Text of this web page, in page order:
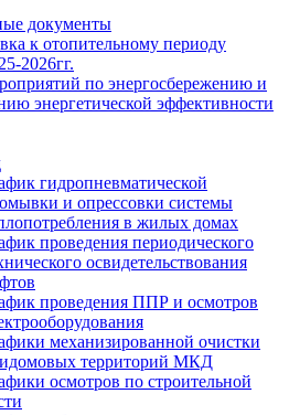
документы
к отопительному периоду
2026гг.
по энергосбережению и
энергетической эффективности
гидропневматической
и опрессовки системы
в жилых домах
проведения периодического
освидетельствования
проведения ППР и осмотров
механизированной очистки
территорий МКД
осмотров по строительной